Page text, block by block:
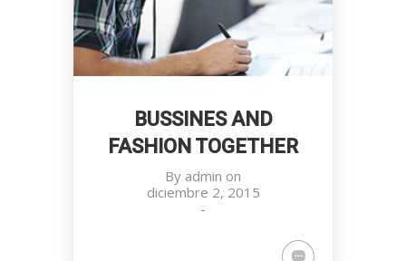
BUSSINES AND
FASHION TOGETHER
By admin on
diciembre 2, 2015
-